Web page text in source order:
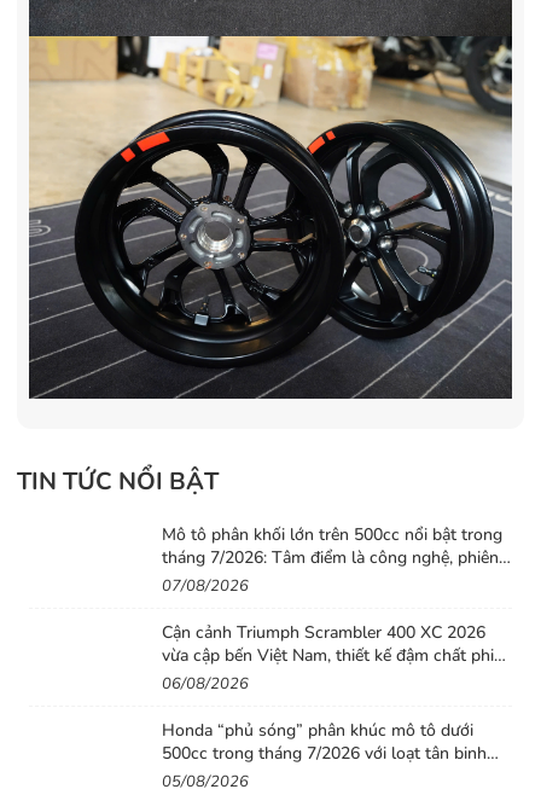
TIN TỨC NỔI BẬT
Mô tô phân khối lớn trên 500cc nổi bật trong
tháng 7/2026: Tâm điểm là công nghệ, phiên
bản giới hạn và những cấu hình “đỉnh”
07/08/2026
Cận cảnh Triumph Scrambler 400 XC 2026
vừa cập bến Việt Nam, thiết kế đậm chất phiêu
lưu cùng mức giá dễ tiếp cận
06/08/2026
Honda “phủ sóng” phân khúc mô tô dưới
500cc trong tháng 7/2026 với loạt tân binh
đáng chú ý
05/08/2026